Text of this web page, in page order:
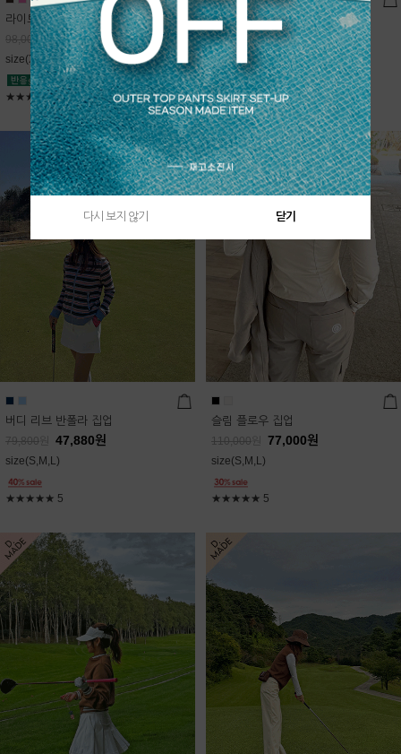
라이트데님 핀턱 스커트
98,000원 68,600원
size(XS,S,M,L)
★★★★★5
블룸 하이넥 니트집업
Sold Out
free(44~66)
★★★★★4.9
버디 리브 반폴라 집업
79,800 47,880원
size(S,M,L)
★★★★★ 5
슬림 플로우 집업
110,000 77,000원
size(S,M,L)
★★★★★ 5
다시 보지 않기 닫기